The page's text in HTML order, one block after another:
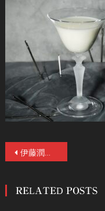
投
ナ
伊藤潤二、小島秀夫、江國香織、皆川博子ら著名人コメント＋タイアップ＋不気味な本編映像！北欧史上最も物議を醸した連続殺人事件『ガール・ウィズ・ニードル』5／16（金）公開！
RELATED POSTS